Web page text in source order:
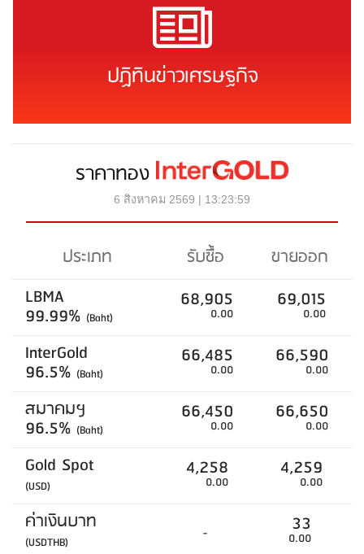
ปฏิทินข่าวเศรษฐกิจ
ราคาทอง
6 สิงหาคม 2569 | 13:23:59
ประเภท รับซื้อ
ขายออก
LBMA
99.99% (Baht)
68,905
0.00
69,015
0.00
InterGold
96.5% (Baht)
66,485
0.00
66,590
0.00
สมาคมฯ
96.5% (Baht)
66,450
0.00
66,650
0.00
Gold Spot
(USD)
4,258
0.00
4,259
0.00
ค่าเงินบาท
(USDTHB) - 33
0.00